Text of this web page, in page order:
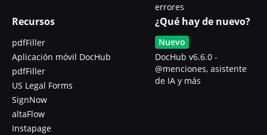
errores
Recursos
pdfFiller
Aplicación móvil DocHub
pdfFiller
US Legal Forms
SignNow
altaFlow
Instapage
¿Qué hay de nuevo?
Nuevo
DocHub v6.6.0 -
@menciones, asistente
de IA y más